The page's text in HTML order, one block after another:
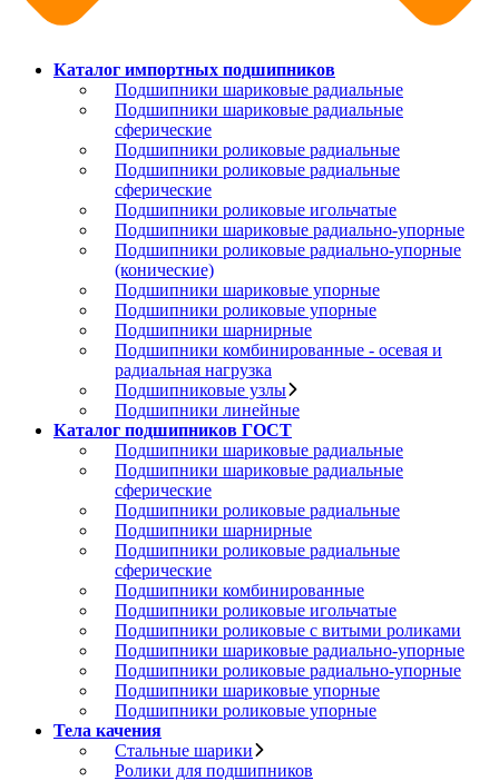
Каталог импортных подшипников
Подшипники шариковые радиальные
Подшипники шариковые радиальные
сферические
Подшипники роликовые радиальные
Подшипники роликовые радиальные
сферические
Подшипники роликовые игольчатые
Подшипники шариковые радиально-упорные
Подшипники роликовые радиально-упорные
(конические)
Подшипники шариковые упорные
Подшипники роликовые упорные
Подшипники шарнирные
Подшипники комбинированные - осевая и
радиальная нагрузка
Подшипниковые узлы
Подшипники линейные
Каталог подшипников ГОСТ
Подшипники шариковые радиальные
Подшипники шариковые радиальные
сферические
Подшипники роликовые радиальные
Подшипники шарнирные
Подшипники роликовые радиальные
сферические
Подшипники комбинированные
Подшипники роликовые игольчатые
Подшипники роликовые с витыми роликами
Подшипники шариковые радиально-упорные
Подшипники роликовые радиально-упорные
Подшипники шариковые упорные
Подшипники роликовые упорные
Тела качения
Стальные шарики
Ролики для подшипников